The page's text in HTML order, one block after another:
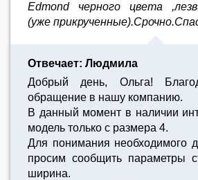
Edmond черного цвета
(уже
Отвечает: Людмила
Добрый день, Ольга!
обращение в нашу компанию.
В данный момент в наличии
модель только с размера 4.
Для понимания необходимого
просим сообщить параметры
ширина.